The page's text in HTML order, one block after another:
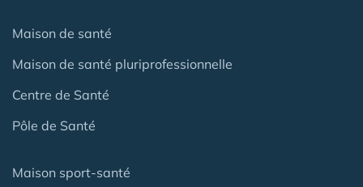
Maison de santé
Maison de santé pluriprofessionnelle
Centre de Santé
Pôle de Santé
Maison sport-santé